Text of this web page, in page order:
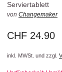
Serviertablett
von Changemaker
CHF 24.90
inkl. MWSt. und zzgl.